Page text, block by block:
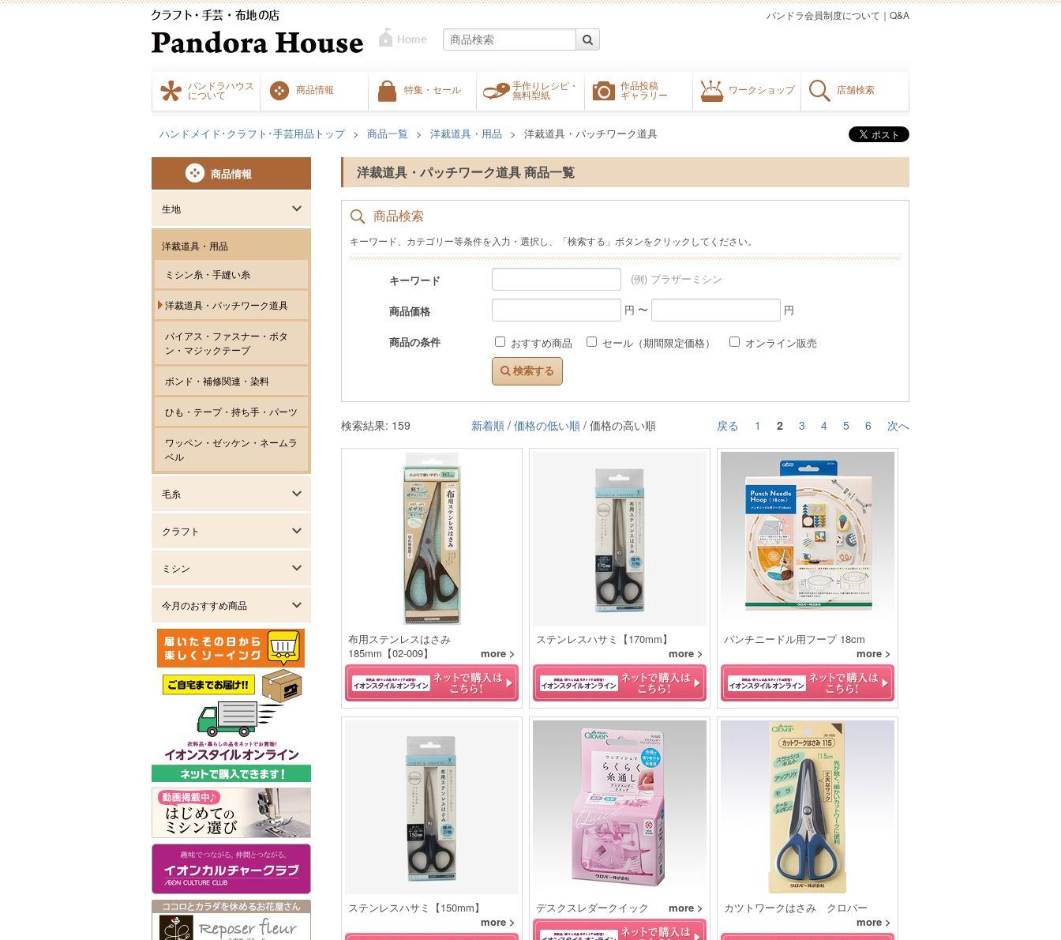
パンドラハウス
について
商品情報 特集・セール
手作りレシピ・
無料型紙
作品投稿
ギャラリー
ワークショップ 店舗検索
Q&A
｜
パンドラ会員制度について
ハンドメイド･クラフト･手芸用品トップ 商品一覧 洋裁道具・用品 洋裁道具・パッチワーク道具
洋裁道具・パッチワーク道具 商品一覧
商品検索
キーワード、カテゴリー等条件を入力・選択し、「検索する」ボタンをクリックしてください。
キーワード (例) ブラザーミシン
商品価格 円 〜 円
商品の条件 おすすめ商品 セール（期間限定価格） オンライン販売
検索する
検索結果: 159 戻る 1 2 3 4 5 6 次へ
新着順 / 価格の低い順 / 価格の高い順
布用ステンレスはさみ
185mm【02-009】
more >
ステンレスハサミ【170mm】
more >
パンチニードル用フープ 18cm
more >
ステンレスハサミ【150mm】
more >
デスクスレダークイック more >
カツトワークはさみ クロバー
more >
商品情報
生地
洋裁道具・用品
ミシン糸・手縫い糸
洋裁道具・パッチワーク道具
バイアス・ファスナー・ボタ
ン・マジックテープ
ボンド・補修関連・染料
ひも・テープ・持ち手・パーツ
ワッペン・ゼッケン・ネームラ
ベル
毛糸
クラフト
ミシン
今月のおすすめ商品